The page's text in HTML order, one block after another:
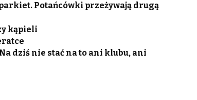
Potańcówki przeżywają drugą
kąpieli
dziś nie stać na to ani klubu, ani